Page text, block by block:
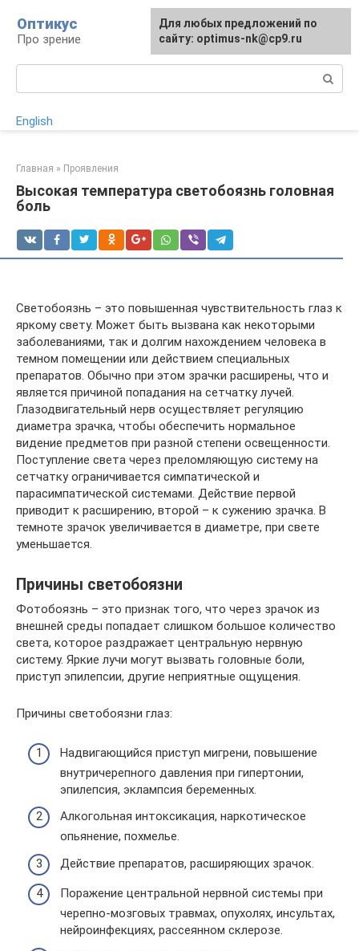
контенту
Оптикус
Про зрение
English
Главная » Проявления
Высокая температура светобоязнь головная
боль
Светобоязнь – это повышенная чувствительность глаз к
яркому свету. Может быть вызвана как некоторыми
заболеваниями, так и долгим нахождением человека в
темном помещении или действием специальных
препаратов. Обычно при этом зрачки расширены, что и
является причиной попадания на сетчатку лучей.
Глазодвигательный нерв осуществляет регуляцию
диаметра зрачка, чтобы обеспечить нормальное
видение предметов при разной степени освещенности.
Поступление света через преломляющую систему на
сетчатку ограничивается симпатической и
парасимпатической системами. Действие первой
приводит к расширению, второй – к сужению зрачка. В
темноте зрачок увеличивается в диаметре, при свете
уменьшается.
Причины светобоязни
Фотобоязнь – это признак того, что через зрачок из
внешней среды попадает слишком большое количество
света, которое раздражает центральную нервную
систему. Яркие лучи могут вызвать головные боли,
приступ эпилепсии, другие неприятные ощущения.
Причины светобоязни глаз:
Надвигающийся приступ мигрени, повышение
внутричерепного давления при гипертонии,
эпилепсия, эклампсия беременных.
Алкогольная интоксикация, наркотическое
опьянение, похмелье.
Действие препаратов, расширяющих зрачок.
Поражение центральной нервной системы при
черепно-мозговых травмах, опухолях, инсультах,
нейроинфекциях, рассеянном склерозе.
Для любых предложений по
сайту: optimus-nk@cp9.ru